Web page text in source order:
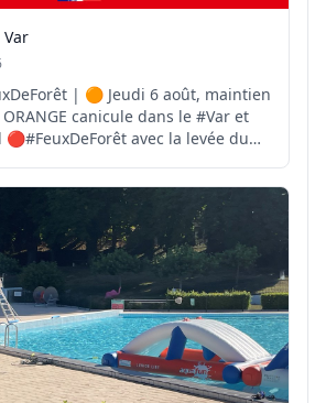
| 🟠 Jeudi 6 août, maintien
canicule dans le #Var et
avec la levée du
dans les terres 👉
Actions-de-l-Etat/Securite...